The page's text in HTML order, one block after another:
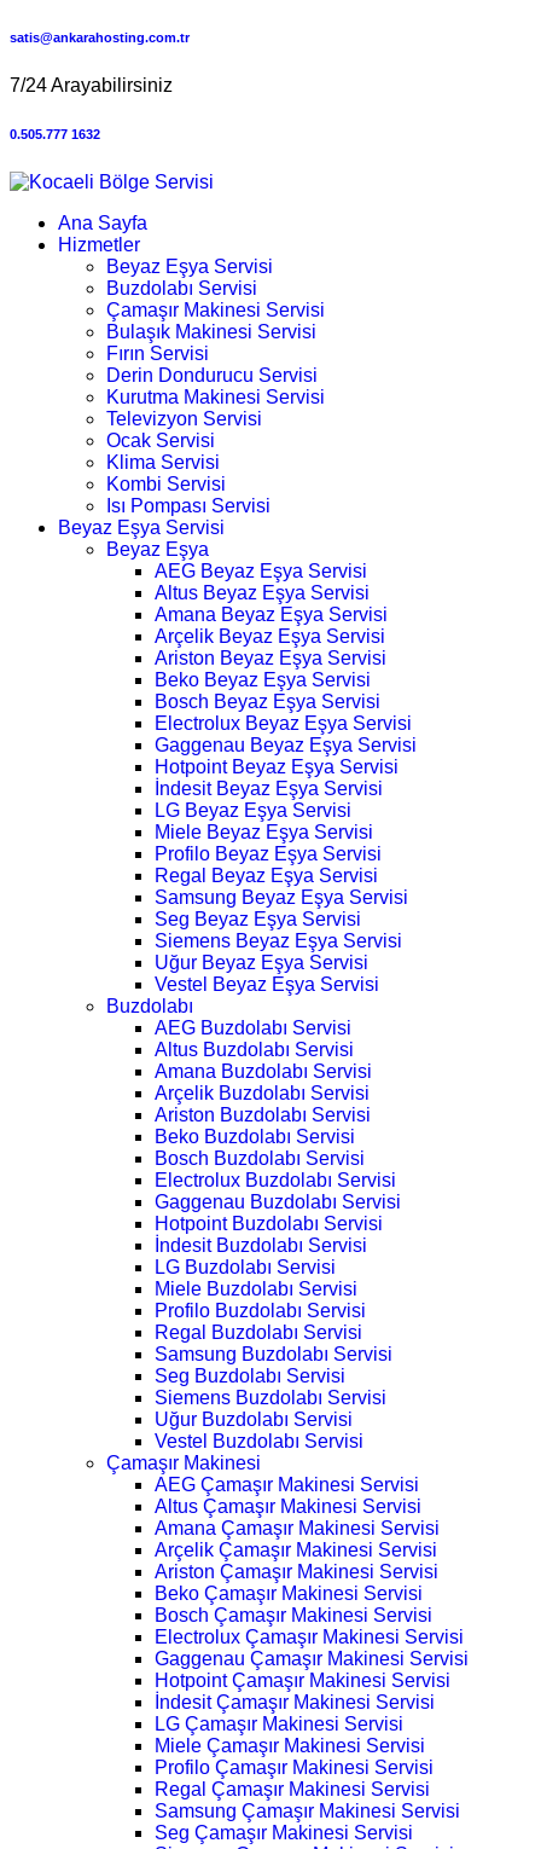
satis@ankarahosting.com.tr
7/24 Arayabilirsiniz
0.505.777 1632
Ana Sayfa
Hizmetler
Beyaz Eşya Servisi
Buzdolabı Servisi
Çamaşır Makinesi Servisi
Bulaşık Makinesi Servisi
Fırın Servisi
Derin Dondurucu Servisi
Kurutma Makinesi Servisi
Televizyon Servisi
Ocak Servisi
Klima Servisi
Kombi Servisi
Isı Pompası Servisi
Beyaz Eşya Servisi
Beyaz Eşya
AEG Beyaz Eşya Servisi
Altus Beyaz Eşya Servisi
Amana Beyaz Eşya Servisi
Arçelik Beyaz Eşya Servisi
Ariston Beyaz Eşya Servisi
Beko Beyaz Eşya Servisi
Bosch Beyaz Eşya Servisi
Electrolux Beyaz Eşya Servisi
Gaggenau Beyaz Eşya Servisi
Hotpoint Beyaz Eşya Servisi
İndesit Beyaz Eşya Servisi
LG Beyaz Eşya Servisi
Miele Beyaz Eşya Servisi
Profilo Beyaz Eşya Servisi
Regal Beyaz Eşya Servisi
Samsung Beyaz Eşya Servisi
Seg Beyaz Eşya Servisi
Siemens Beyaz Eşya Servisi
Uğur Beyaz Eşya Servisi
Vestel Beyaz Eşya Servisi
Buzdolabı
AEG Buzdolabı Servisi
Altus Buzdolabı Servisi
Amana Buzdolabı Servisi
Arçelik Buzdolabı Servisi
Ariston Buzdolabı Servisi
Beko Buzdolabı Servisi
Bosch Buzdolabı Servisi
Electrolux Buzdolabı Servisi
Gaggenau Buzdolabı Servisi
Hotpoint Buzdolabı Servisi
İndesit Buzdolabı Servisi
LG Buzdolabı Servisi
Miele Buzdolabı Servisi
Profilo Buzdolabı Servisi
Regal Buzdolabı Servisi
Samsung Buzdolabı Servisi
Seg Buzdolabı Servisi
Siemens Buzdolabı Servisi
Uğur Buzdolabı Servisi
Vestel Buzdolabı Servisi
Çamaşır Makinesi
AEG Çamaşır Makinesi Servisi
Altus Çamaşır Makinesi Servisi
Amana Çamaşır Makinesi Servisi
Arçelik Çamaşır Makinesi Servisi
Ariston Çamaşır Makinesi Servisi
Beko Çamaşır Makinesi Servisi
Bosch Çamaşır Makinesi Servisi
Electrolux Çamaşır Makinesi Servisi
Gaggenau Çamaşır Makinesi Servisi
Hotpoint Çamaşır Makinesi Servisi
İndesit Çamaşır Makinesi Servisi
LG Çamaşır Makinesi Servisi
Miele Çamaşır Makinesi Servisi
Profilo Çamaşır Makinesi Servisi
Regal Çamaşır Makinesi Servisi
Samsung Çamaşır Makinesi Servisi
Seg Çamaşır Makinesi Servisi